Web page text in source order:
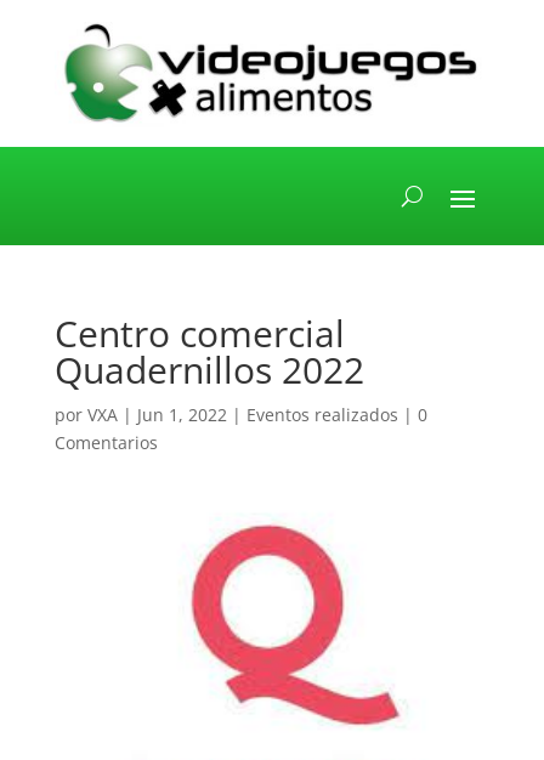
Centro comercial
Quadernillos 2022
por VXA| Jun 1, 2022| Eventos realizados | 0
Comentarios